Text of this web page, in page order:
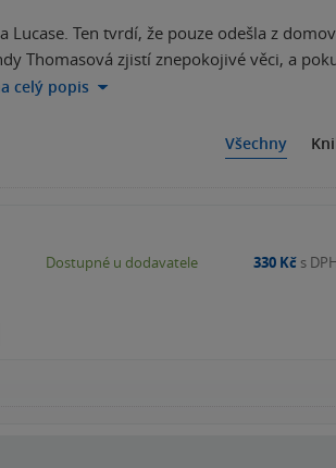
Ten tvrdí, že pouze odešla z
Thomasová zjistí znepokojivé věci, a
celý popis
Všechny
Dostupné u dodavatele 330 Kč s